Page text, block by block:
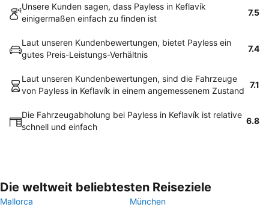
Unsere Kunden sagen, dass Payless in Keflavík
einigermaßen einfach zu finden ist
7.5
Laut unseren Kundenbewertungen, bietet Payless ein
gutes Preis-Leistungs-Verhältnis
7.4
Laut unseren Kundenbewertungen, sind die Fahrzeuge
von Payless in Keflavík in einem angemessenem Zustand
7.1
Die Fahrzeugabholung bei Payless in Keflavík ist relative
schnell und einfach
6.8
Die weltweit beliebtesten Reiseziele
Mallorca
München